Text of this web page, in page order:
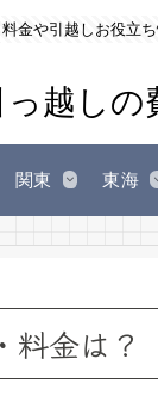
金や引越しお役立
関東 東海
料金は？